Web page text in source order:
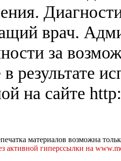
врач.
за
результате
на сайте
материалов возможна
активной гиперссылки на